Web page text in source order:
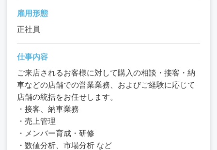
雇用形態
正社員
仕事内容
ご来店されるお客様に対して購入の相談・接客・納
車などの店舗での営業業務、およびご経験に応じて
店舗の統括をお任せします。
・接客、納車業務
・売上管理
・メンバー育成・研修
・数値分析、市場分析 など